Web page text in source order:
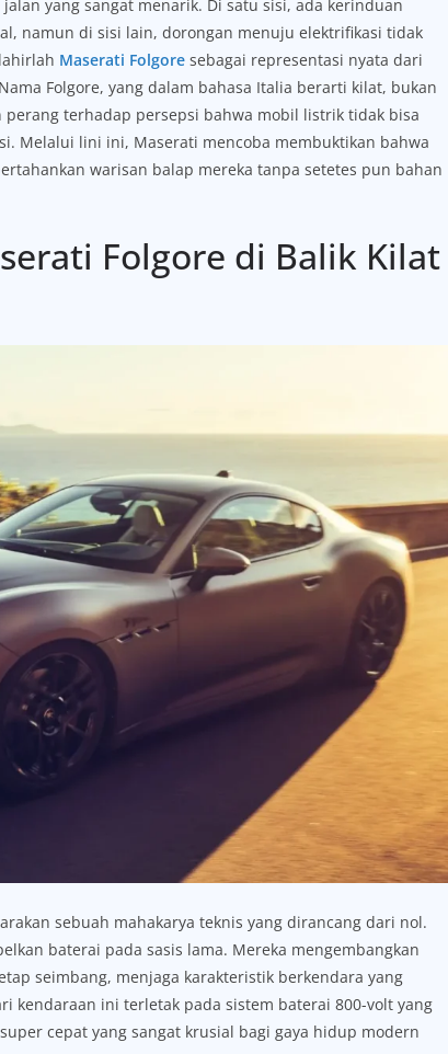
yang sangat menarik. Di satu sisi, ada kerinduan
namun di sisi lain, dorongan menuju elektrifikasi tidak
Maserati Folgore sebagai representasi nyata dari
Folgore, yang dalam bahasa Italia berarti kilat, bukan
terhadap persepsi bahwa mobil listrik tidak bisa
Melalui lini ini, Maserati mencoba membuktikan bahwa
warisan balap mereka tanpa setetes pun bahan
Folgore di Balik Kilat
sebuah mahakarya teknis yang dirancang dari nol.
baterai pada sasis lama. Mereka mengembangkan
seimbang, menjaga karakteristik berkendara yang
kendaraan ini terletak pada sistem baterai 800-volt yang
cepat yang sangat krusial bagi gaya hidup modern